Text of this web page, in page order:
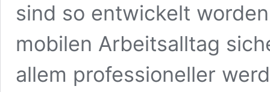
sind so entwickelt
mobilen Arbeitsalltag
allem professioneller